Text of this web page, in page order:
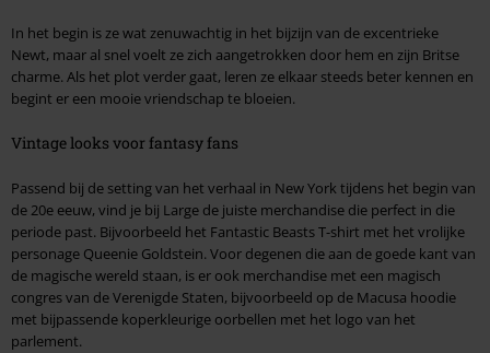
In het begin is ze wat zenuwachtig in het bijzijn van de excentrieke
Newt, maar al snel voelt ze zich aangetrokken door hem en zijn Britse
charme. Als het plot verder gaat, leren ze elkaar steeds beter kennen en
begint er een mooie vriendschap te bloeien.
Vintage looks voor fantasy fans
Passend bij de setting van het verhaal in New York tijdens het begin van
de 20e eeuw, vind je bij Large de juiste merchandise die perfect in die
periode past. Bijvoorbeeld het Fantastic Beasts T-shirt met het vrolijke
personage Queenie Goldstein. Voor degenen die aan de goede kant van
de magische wereld staan, is er ook merchandise met een magisch
congres van de Verenigde Staten, bijvoorbeeld op de Macusa hoodie
met bijpassende koperkleurige oorbellen met het logo van het
parlement.